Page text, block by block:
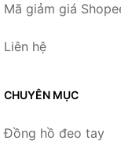
Mã giảm giá
Liên hệ
CHUYÊN MỤC
Đồng hồ đeo tay